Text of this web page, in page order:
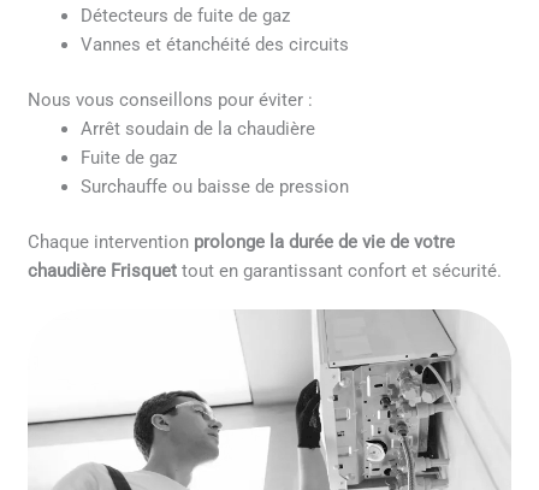
Détecteurs de fuite de gaz
Vannes et étanchéité des circuits
Nous vous conseillons pour éviter :
Arrêt soudain de la chaudière
Fuite de gaz
Surchauffe ou baisse de pression
Chaque intervention prolonge la durée de vie de votre
chaudière Frisquet tout en garantissant confort et sécurité.